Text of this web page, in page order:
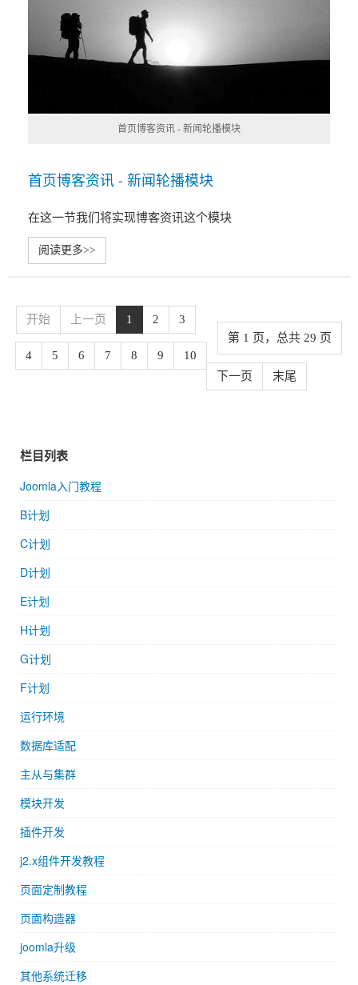
首页博客资讯 - 新闻轮播模块
首页博客资讯 - 新闻轮播模块
在这一节我们将实现博客资讯这个模块
阅读更多>>
第 1 页，总共 29 页
开始 上一页 1 2 3
4 5 6 7 8 9
10
下一页
末尾
栏目列表
Joomla入门教程
B计划
C计划
D计划
E计划
H计划
G计划
F计划
运行环境
数据库适配
主从与集群
模块开发
插件开发
j2.x组件开发教程
页面定制教程
页面构造器
joomla升级
其他系统迁移